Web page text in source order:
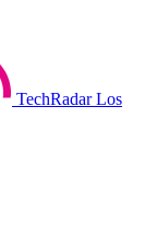
TechRadar Los